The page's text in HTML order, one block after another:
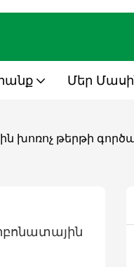
Մեր
խոռոչ թերթի